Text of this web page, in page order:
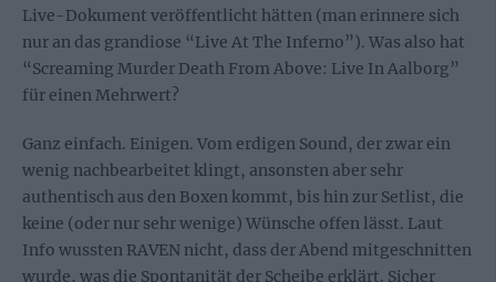
Live-Dokument veröffentlicht hätten (man erinnere sich
nur an das grandiose “Live At The Inferno”). Was also hat
“Screaming Murder Death From Above: Live In Aalborg”
für einen Mehrwert?
Ganz einfach. Einigen. Vom erdigen Sound, der zwar ein
wenig nachbearbeitet klingt, ansonsten aber sehr
authentisch aus den Boxen kommt, bis hin zur Setlist, die
keine (oder nur sehr wenige) Wünsche offen lässt. Laut
Info wussten RAVEN nicht, dass der Abend mitgeschnitten
wurde, was die Spontanität der Scheibe erklärt. Sicher